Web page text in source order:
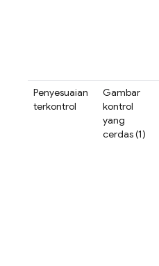
Penyesuaian
terkontrol
Gambar
kontrol
yang
cerdas (1)